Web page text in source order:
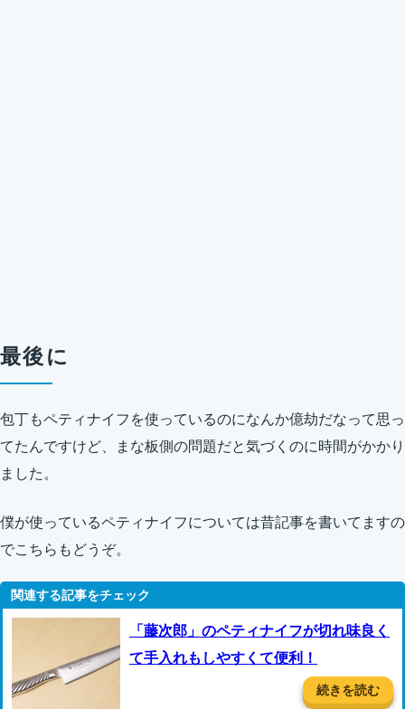
最後に
包丁もペティナイフを使っているのになんか億劫だなって思っ
てたんですけど、まな板側の問題だと気づくのに時間がかかり
ました。
僕が使っているペティナイフについては昔記事を書いてますの
でこちらもどうぞ。
「藤次郎」のペティナイフが切れ味良く
て手入れもしやすくて便利！
続きを読む